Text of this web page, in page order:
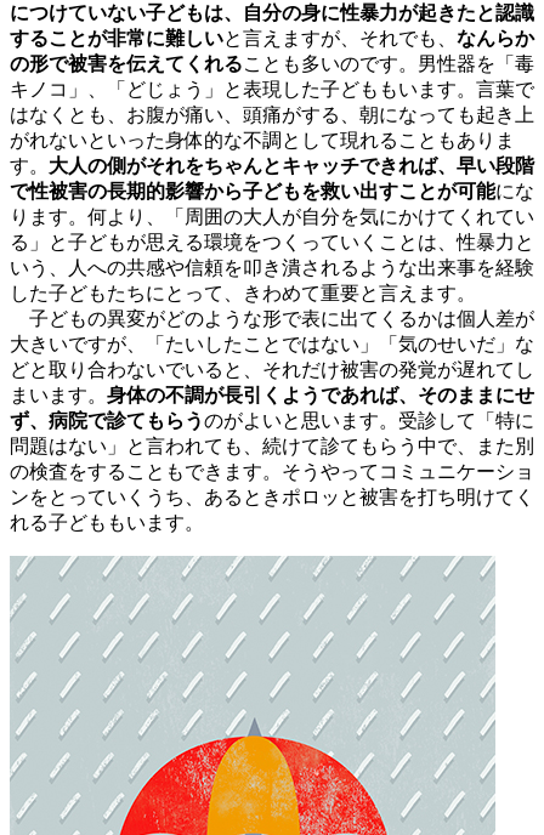
につけていない子どもは、自分の身に性暴力が起きたと認識
することが非常に難しいと言えますが、それでも、 なんらか
の形で被害を伝えてくれることも多いのです。男性器を「毒
キノコ」、「どじょう」と表現した子どももいます。言葉で
はなくとも、お腹が痛い、頭痛がする、朝になっても起き上
がれないといった身体的な不調として現れることもありま
す。 大人の側がそれをちゃんとキャッチできれば、早い段階
で性被害の長期的影響から子どもを救い出すことが可能にな
ります。何より、「周囲の大人が自分を気にかけてくれてい
る」と子どもが思える環境をつくっていくことは、性暴力と
いう、人への共感や信頼を叩き潰されるような出来事を経験
した子どもたちにとって、きわめて重要と言えます。
子どもの異変がどのような形で表に出てくるかは個人差が
大きいですが、「たいしたことではない」「気のせいだ」な
どと取り合わないでいると、それだけ被害の発覚が遅れてし
まいます。 身体の不調が長引くようであれば、そのままにせ
ず、病院で診てもらうのがよいと思います。受診して「特に
問題はない」と言われても、続けて診てもらう中で、また別
の検査をすることもできます。そうやってコミュニケーショ
ンをとっていくうち、あるときポロッと被害を打ち明けてく
れる子どももいます。